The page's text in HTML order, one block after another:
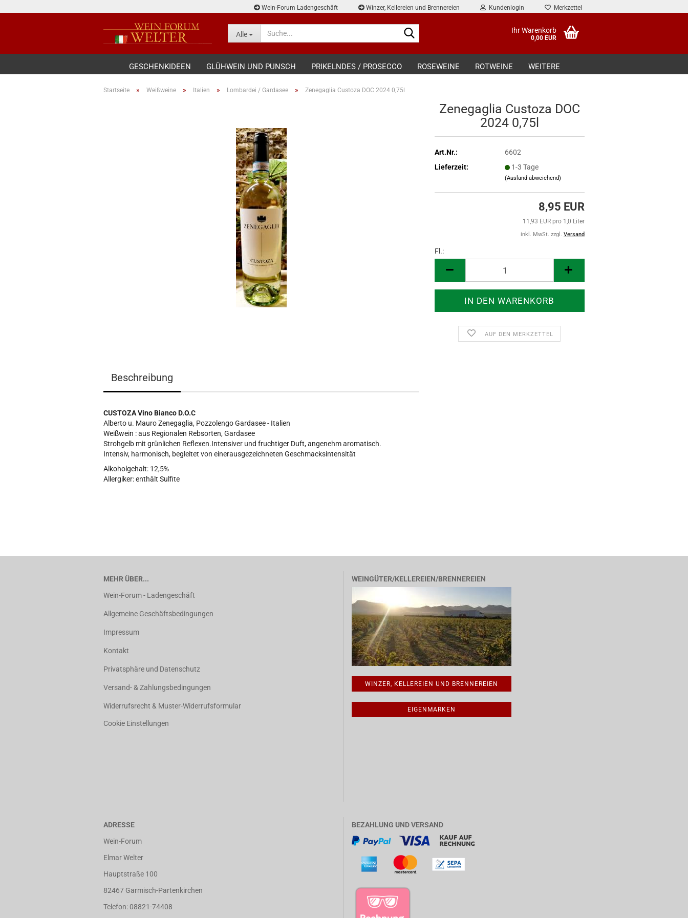
Wein-Forum Ladengeschäft Winzer, Kellereien und Brennereien Kundenlogin Merkzettel
Alle Ihr Warenkorb
0,00 EUR
GESCHENKIDEEN GLÜHWEIN UND PUNSCH PRIKELNDES / PROSECCO ROSEWEINE ROTWEINE WEITERE
Startseite » Weißweine » Italien » Lombardei / Gardasee » Zenegaglia Custoza DOC 2024 0,75l
Zenegaglia Custoza DOC
2024 0,75l
Art.Nr.:
6602
Lieferzeit:
1-3 Tage
(Ausland abweichend)
8,95 EUR
11,93 EUR pro 1,0 Liter
inkl. MwSt. zzgl. Versand
Fl.:
AUF DEN MERKZETTEL
Beschreibung
CUSTOZA Vino Bianco D.O.C
Alberto u. Mauro Zenegaglia, Pozzolengo Gardasee - Italien
Weißwein :aus Regionalen Rebsorten, Gardasee
Strohgelb mit grünlichen Reflexen.Intensiver und fruchtiger Duft, angenehm aromatisch.
Intensiv, harmonisch, begleitet von einerausgezeichneten Geschmacksintensität
Alkoholgehalt: 12,5%
Allergiker: enthält Sulfite
MEHR ÜBER...
Wein-Forum - Ladengeschäft
Allgemeine Geschäftsbedingungen
Impressum
Kontakt
Privatsphäre und Datenschutz
Versand- & Zahlungsbedingungen
Widerrufsrecht & Muster-Widerrufsformular
Cookie Einstellungen
WEINGÜTER/KELLEREIEN/BRENNEREIEN
WINZER, KELLEREIEN UND BRENNEREIEN
EIGENMARKEN
ADRESSE
Wein-Forum
Elmar Welter
Hauptstraße 100
82467 Garmisch-Partenkirchen
Telefon: 08821-74408
BEZAHLUNG UND VERSAND